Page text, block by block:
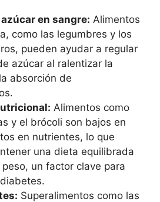
en sangre: Alimentos
como las legumbres y los
pueden ayudar a regular
azúcar al ralentizar la
absorción de
Alimentos como
y el brócoli son bajos en
en nutrientes, lo que
una dieta equilibrada
un factor clave para
Superalimentos como las